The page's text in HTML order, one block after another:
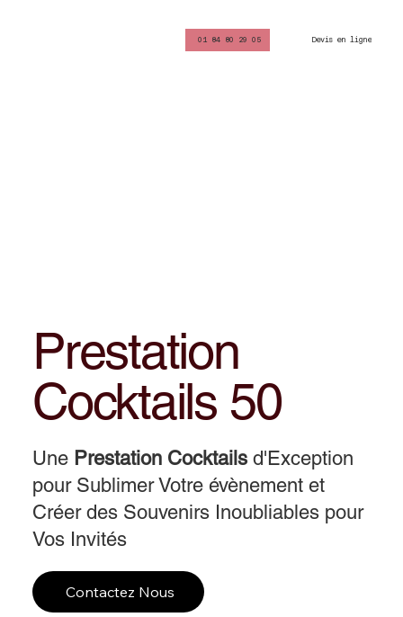
01 84 80 29 05 Devis en ligne
Prestation
Cocktails 50
Une Prestation Cocktails d'Exception
pour Sublimer Votre évènement et
Créer des Souvenirs Inoubliables pour
Vos Invités
Contactez Nous